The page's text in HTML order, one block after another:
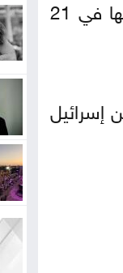
وكان مسؤول في البيت الأبيض قال إن الولايات المتحدة وجّهت دعوة إلى الرئيس اللبناني لزيارتها في 21
إسرائيل